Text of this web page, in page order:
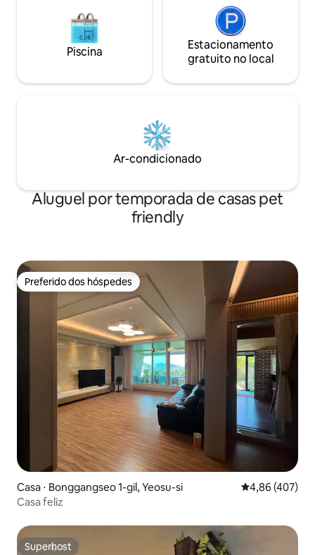
Animais de estimação permitidos (até 10
kg) Taxa de limpeza (30.000 won) por
animal Até 2 cães são permitidos.
cachorro! Churrasco ⭐individual 20.000
won! 10 kg de
Churrasqueira
⭐descartáveis fornecidas
20 minutos de➡️
IC (boa
Parque Aringa,
Piscina
Estacionamento
gratuito no local
Ar-condicionado
Aluguel por temporada de casas pet
friendly
Preferido dos hóspedes
Preferido dos hóspedes
Casa ⋅ Bonggangseo 1-gil, Yeosu-si 4,86 de uma
4,86 (407)
Casa feliz
Superhost